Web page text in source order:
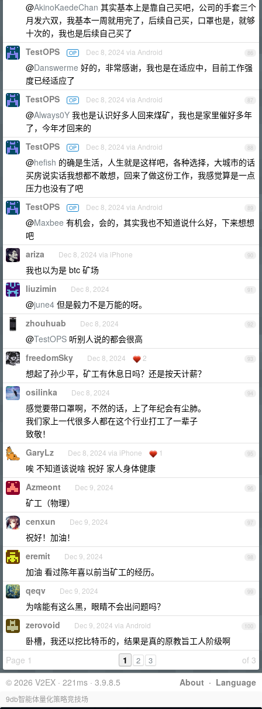
@AkinoKaedeChan 其实基本上是靠自己买吧，公司的手套三个
月发六双，我基本一周就用完了，后续自己买，口罩也是，就够
十次的，我也是后续自己买了
86
TestOPS OP Dec 8, 2024 via Android
@Danswerme 好的，非常感谢，我也是在适应中，目前工作强
度已经适应了
87
TestOPS OP Dec 8, 2024 via Android
@Always0Y 我也是认识好多人回来煤矿，我也是家里催好多年
了，今年才回来的
88
TestOPS OP Dec 8, 2024 via Android
@hefish 的确是生活，人生就是这样吧，各种选择，大城市的话
买房说实话我想都不敢想，回来了做这份工作，我感觉算是一点
压力也没有了吧
89
TestOPS OP Dec 8, 2024 via Android
@Maxbee 有机会，会的，其实我也不知道说什么好，下来想想
吧
90
ariza Dec 8, 2024 via iPhone
我也以为是 btc 矿场
91
liuzimin Dec 8, 2024
@june4 但是毅力不是万能的呀。
92
zhouhuab Dec 8, 2024
@TestOPS 听别人说的都会很高
93
freedomSky Dec 8, 2024 2
想起了孙少平，矿工有休息日吗？还是按天计薪？
94
osilinka Dec 8, 2024
感觉要带口罩啊，不然的话，上了年纪会有尘肺。
我们家上一代很多人都在这个行业打工了一辈子
致敬！
95
GaryLz Dec 8, 2024 via iPhone 1
唉 不知道该说啥 祝好 家人身体健康
96
Azmeont Dec 9, 2024
矿工（物理）
97
cenxun Dec 9, 2024
祝好！加油！
98
eremit Dec 9, 2024
加油 看过陈年喜以前当矿工的经历。
99
qeqv Dec 9, 2024
为啥能有这么黑，眼睛不会出问题吗？
100
zerovoid Dec 9, 2024 via Android
卧槽，我还以挖比特币的，结果是真的原教旨工人阶级啊
Page 1
of 3
1 2 3
About · Language
© 2026 V2EX · 221ms · 3.9.8.5
9db智能体量化策略竞技场